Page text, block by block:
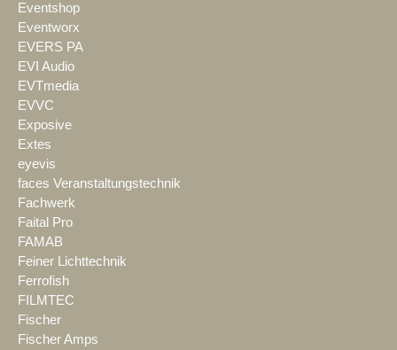
Eventshop
Eventworx
EVERS PA
EVI Audio
EVTmedia
EVVC
Exposive
Extes
eyevis
faces Veranstaltungstechnik
Fachwerk
Faital Pro
FAMAB
Feiner Lichttechnik
Ferrofish
FILMTEC
Fischer
Fischer Amps